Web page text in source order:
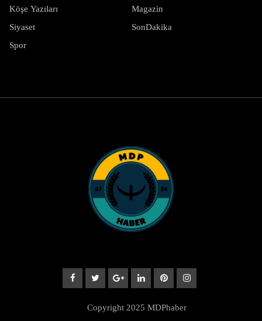
Köşe Yazıları Magazin
Siyaset SonDakika
Spor
© Copyright 2025 MDPhaber